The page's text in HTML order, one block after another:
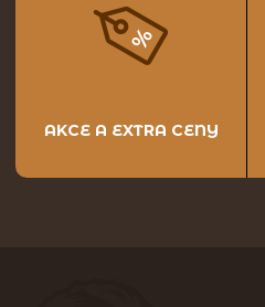
AKCE A EXTRA CENY